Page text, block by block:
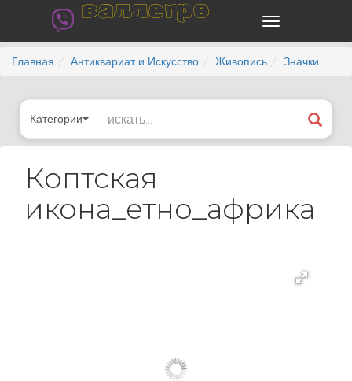
валлегро
Главная Антиквариат и Искусство Живопись Значки
Категории
Коптская
икона_етно_африка